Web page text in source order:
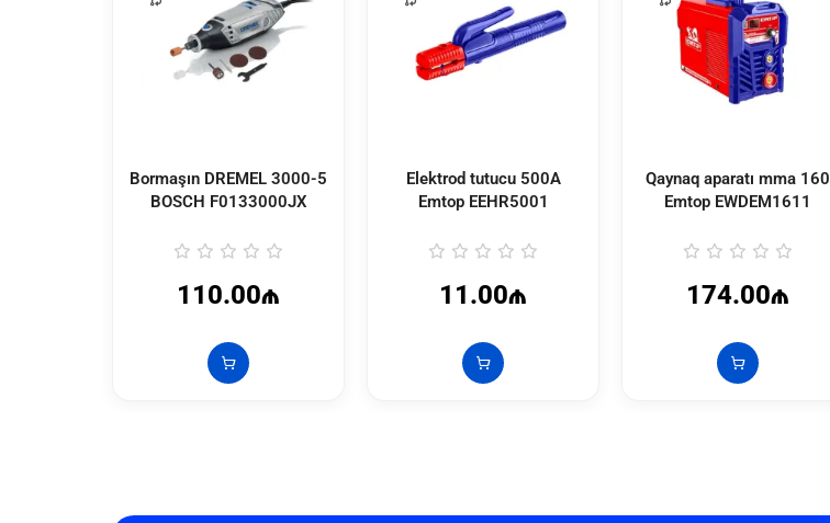
Bormaşın DREMEL 3000-5
BOSCH F0133000JX
110.00₼
Elektrod tutucu 500A
Emtop EEHR5001
11.00₼
Qaynaq aparatı mma 160
Emtop EWDEM1611
174.00₼